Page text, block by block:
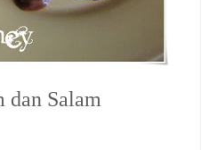
dan Salam